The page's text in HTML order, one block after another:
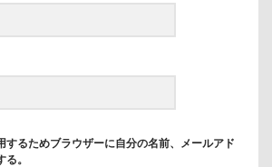
するためブラウザーに自分の名前、メールアド
。